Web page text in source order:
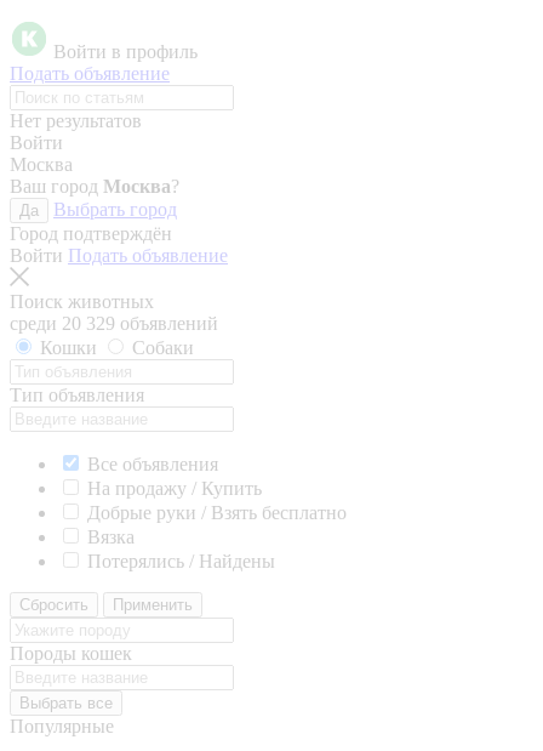
Войти в профиль
Подать объявление
Нет результатов
Войти
Москва
Ваш город Москва?
Да
Выбрать город
Город подтверждён
Войти Подать объявление
Поиск животных
среди 20 329 объявлений
Кошки
Собаки
Тип объявления
Все объявления
На продажу / Купить
Добрые руки / Взять бесплатно
Вязка
Потерялись / Найдены
Сбросить Применить
Породы кошек
Выбрать все
Популярные